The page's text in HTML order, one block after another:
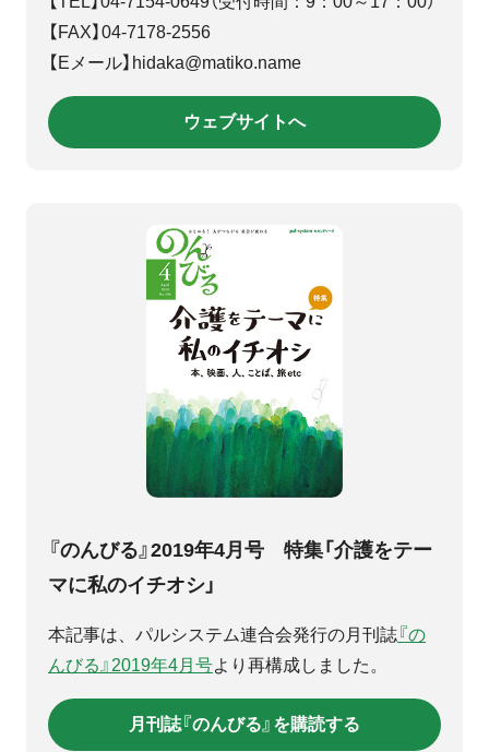
【FAX】04-7178-2556
【Eメール】hidaka@matiko.name
ウェブサイトへ
『のんびる』2019年4月号 特集「介護をテー
マに私のイチオシ」
本記事は、パルシステム連合会発行の月刊誌『の
んびる』2019年4月号より再構成しました。
月刊誌『のんびる』を購読する